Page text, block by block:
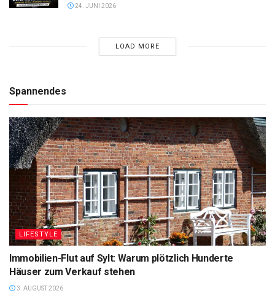
24. JUNI 2026
LOAD MORE
Spannendes
LIFESTYLE
Immobilien-Flut auf Sylt: Warum plötzlich Hunderte
Häuser zum Verkauf stehen
3. AUGUST 2026